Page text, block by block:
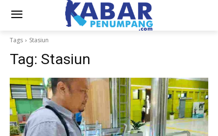
Tags Stasiun
Tag: Stasiun